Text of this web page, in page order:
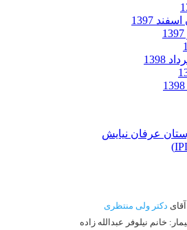
1397
عرفان نیایش
دکتر ولی منتظری
خانم نیلوفر عبدالله زاده